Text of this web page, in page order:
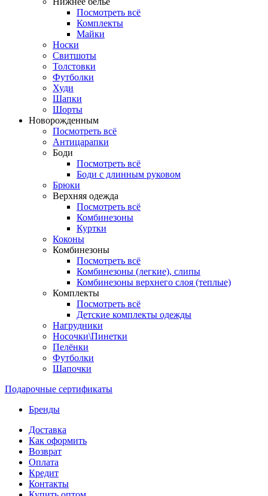
Посмотреть всё
Комплекты
Майки
Носки
Свитшоты
Толстовки
Футболки
Худи
Шапки
Шорты
Новорожденным
Посмотреть всё
Антицарапки
Боди
Посмотреть всё
Боди с длинным руковом
Брюки
Верхняя одежда
Посмотреть всё
Комбинезоны
Куртки
Коконы
Комбинезоны
Посмотреть всё
Комбинезоны (легкие), слипы
Комбинезоны верхнего слоя (теплые)
Комплекты
Посмотреть всё
Детские комплекты одежды
Нагрудники
Носочки\Пинетки
Пелёнки
Футболки
Шапочки
Подарочные сертификаты
Бренды
Доставка
Как оформить
Возврат
Оплата
Кредит
Контакты